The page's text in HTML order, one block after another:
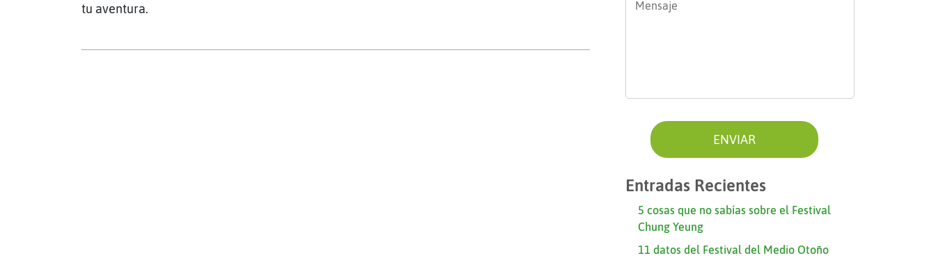
tu aventura.
Entradas Recientes
5 cosas que no sabías sobre el Festival
Chung Yeung
11 datos del Festival del Medio Otoño